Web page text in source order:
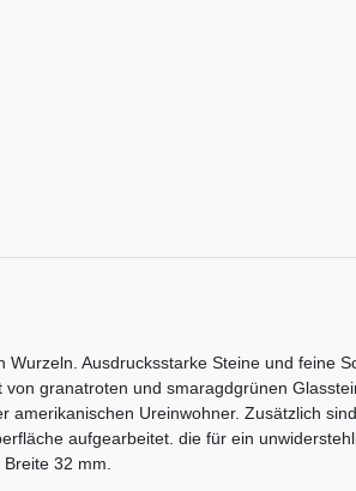
Wurzeln. Ausdrucksstarke Steine und feine
granatroten und smaragdgrünen
amerikanischen Ureinwohner. Zusätzlich
aufgearbeitet. die für ein
32 mm.